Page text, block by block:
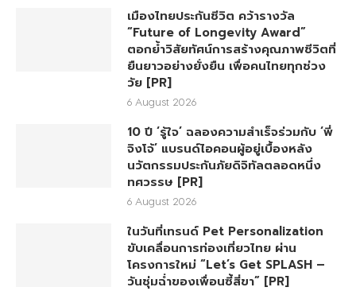
เมืองไทยประกันชีวิต คว้ารางวัล
“Future of Longevity Award”
ตอกย้ำวิสัยทัศน์การสร้างคุณภาพชีวิตที่
ยืนยาวอย่างยั่งยืน เพื่อคนไทยทุกช่วง
วัย [PR]
6 August 2026
10 ปี ‘รู้ใจ’ ฉลองความสำเร็จร่วมกับ ‘พี่
จิงโจ้’ แบรนด์ไอคอนผู้อยู่เบื้องหลัง
นวัตกรรมประกันภัยดิจิทัลตลอดหนึ่ง
ทศวรรษ [PR]
6 August 2026
ในวันที่เทรนด์ Pet Personalization
ขับเคลื่อนการท่องเที่ยวไทย ผ่าน
โครงการใหม่ “Let’s Get SPLASH –
วันชุ่มฉ่ำของเพื่อนซี้สี่ขา” [PR]